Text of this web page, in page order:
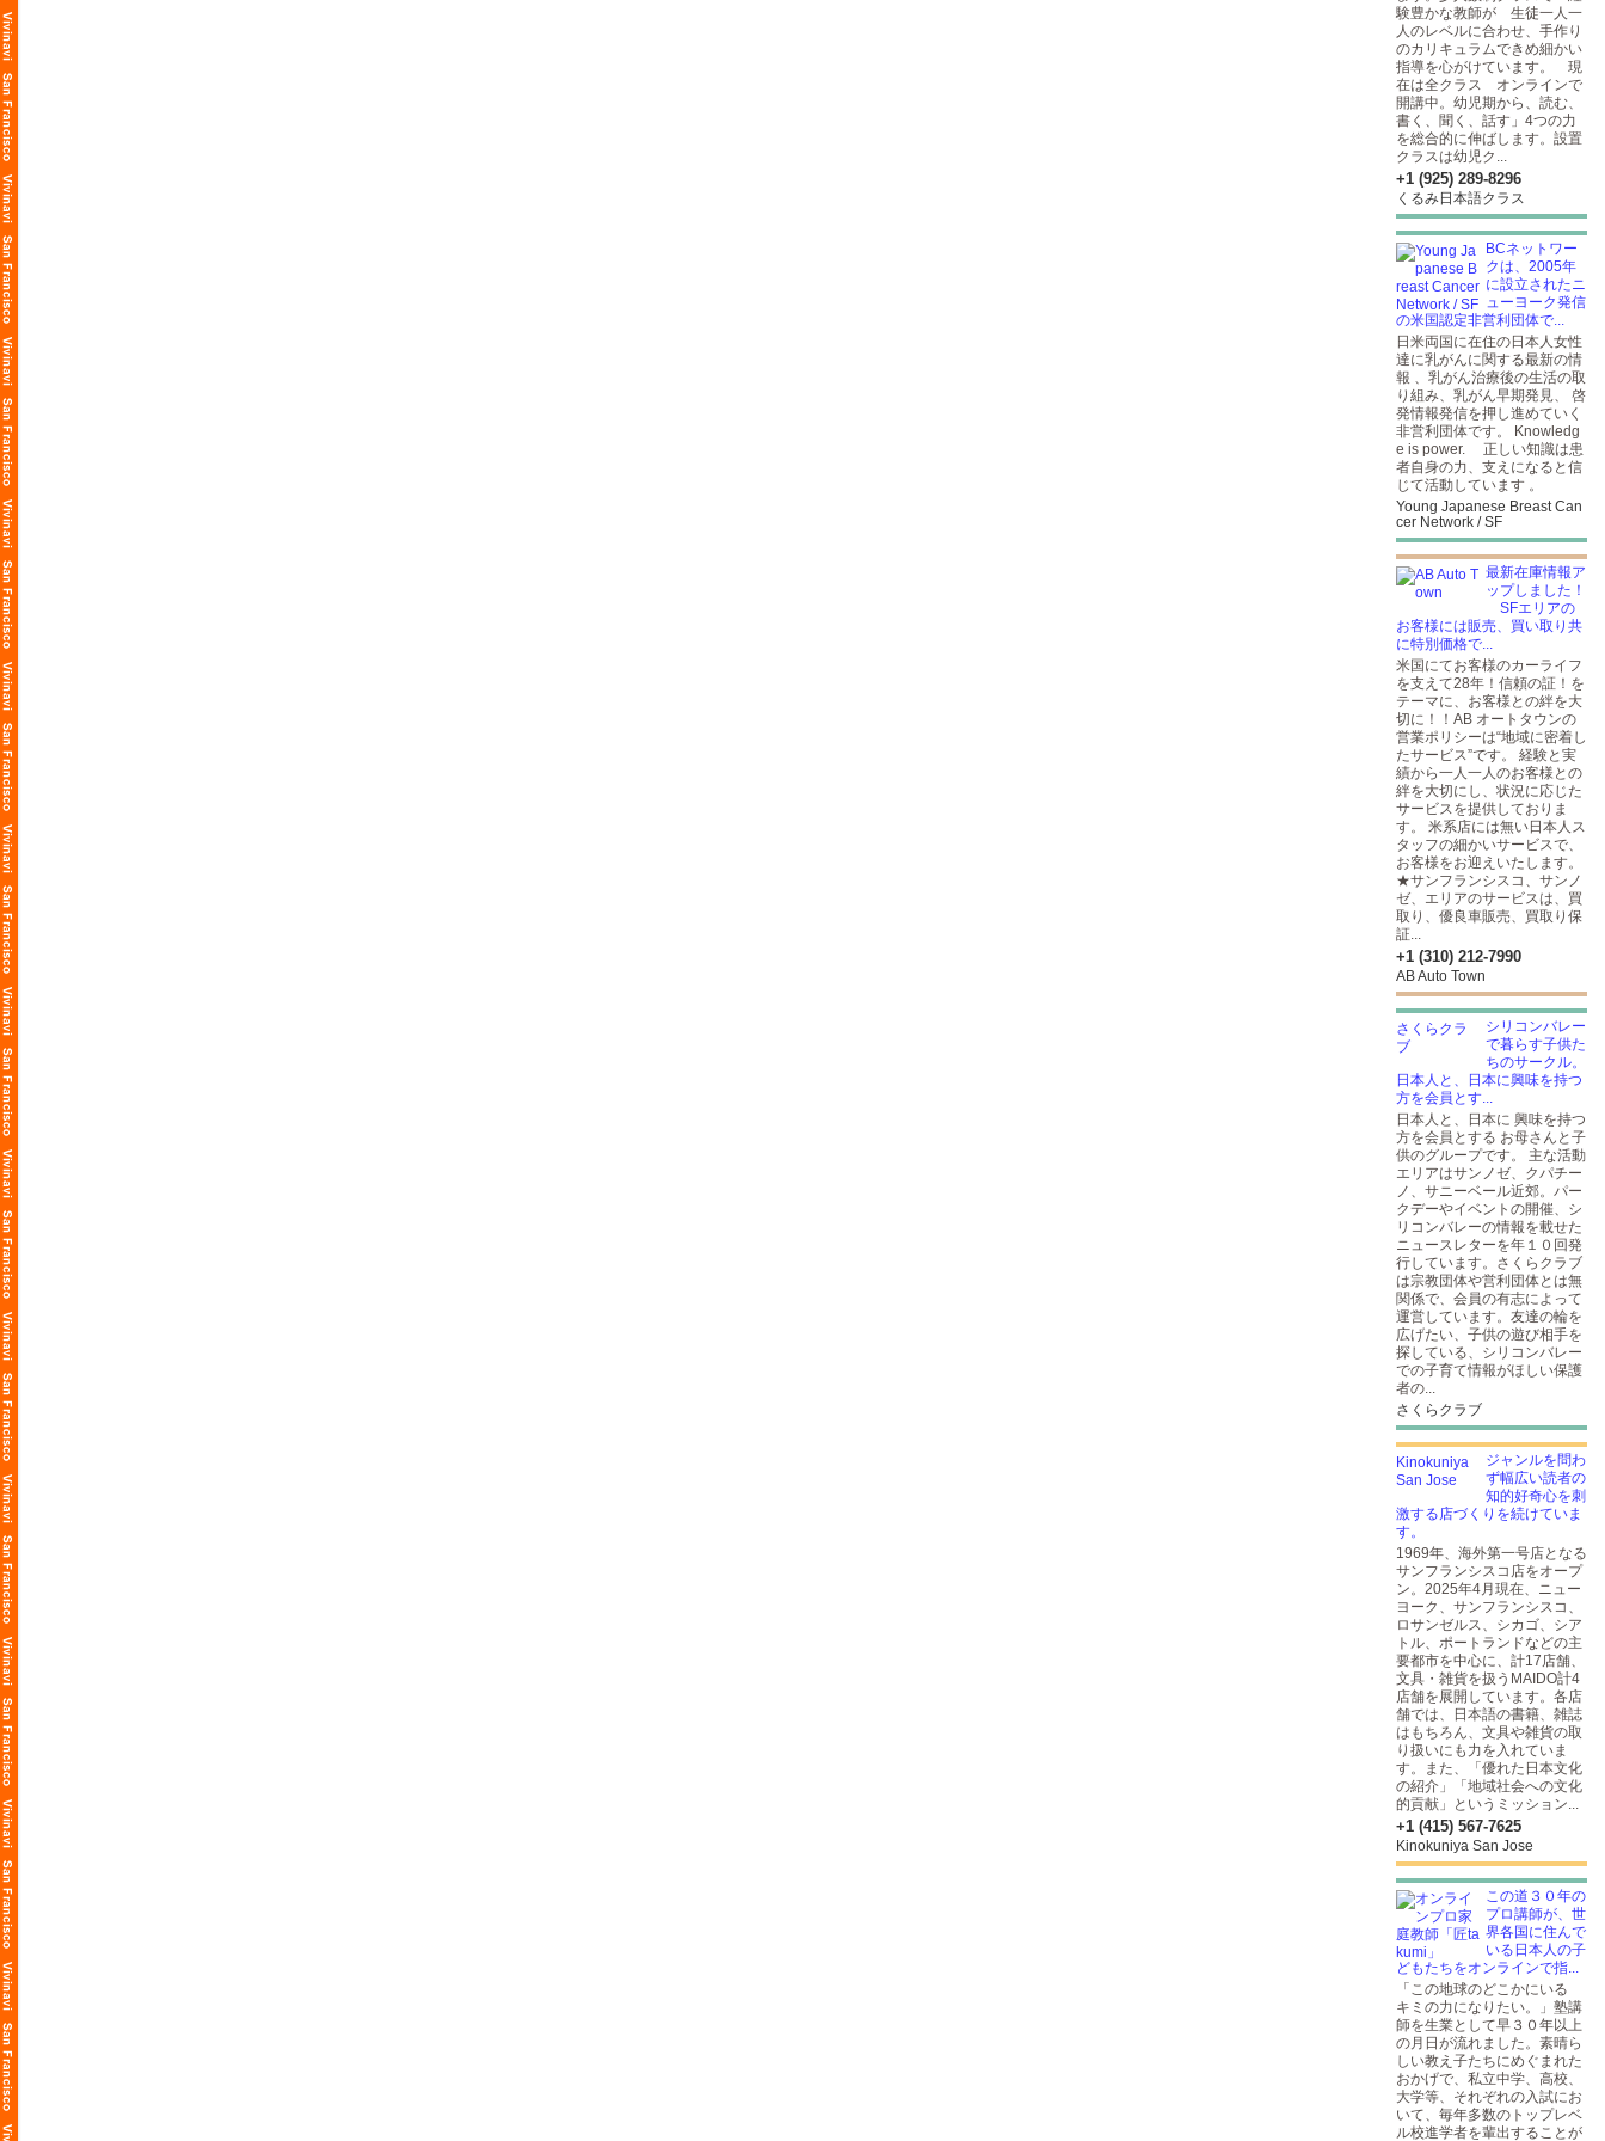
験豊かな教師が 生徒一人一
人のレベルに合わせ、手作り
のカリキュラムできめ細かい
指導を心がけています。 現
在は全クラス オンラインで
開講中。幼児期から、読む、
書く、聞く、話す」4つの力
を総合的に伸ばします。設置
クラスは幼児ク...
+1 (925) 289-8296
くるみ日本語クラス
BCネットワー
クは、2005年
に設立されたニ
ューヨーク発信
の米国認定非営利団体で...
日米両国に在住の日本人女性
達に乳がんに関する最新の情
報 、乳がん治療後の生活の取
り組み、乳がん早期発見、 啓
発情報発信を押し進めていく
非営利団体です。 Knowledg
e is power. 正しい知識は患
者自身の力、支えになると信
じて活動しています 。
Young Japanese Breast Can
cer Network / SF
最新在庫情報ア
ップしました！
SFエリアの
お客様には販売、買い取り共
に特別価格で...
米国にてお客様のカーライフ
を支えて28年！信頼の証！を
テーマに、お客様との絆を大
切に！！AB オートタウンの
営業ポリシーは“地域に密着し
たサービス”です。 経験と実
績から一人一人のお客様との
絆を大切にし、状況に応じた
サービスを提供しておりま
す。 米系店には無い日本人ス
タッフの細かいサービスで、
お客様をお迎えいたします。
★サンフランシスコ、サンノ
ゼ、エリアのサービスは、買
取り、優良車販売、買取り保
証...
+1 (310) 212-7990
AB Auto Town
シリコンバレー
で暮らす子供た
ちのサークル。
日本人と、日本に興味を持つ
方を会員とす...
日本人と、日本に 興味を持つ
方を会員とする お母さんと子
供のグループです。 主な活動
エリアはサンノゼ、クパチー
ノ、サニーベール近郊。パー
クデーやイベントの開催、シ
リコンバレーの情報を載せた
ニュースレターを年１０回発
行しています。さくらクラブ
は宗教団体や営利団体とは無
関係で、会員の有志によって
運営しています。友達の輪を
広げたい、子供の遊び相手を
探している、シリコンバレー
での子育て情報がほしい保護
者の...
さくらクラブ
ジャンルを問わ
ず幅広い読者の
知的好奇心を刺
激する店づくりを続けていま
す。
1969年、海外第一号店となる
サンフランシスコ店をオープ
ン。2025年4月現在、ニュー
ヨーク、サンフランシスコ、
ロサンゼルス、シカゴ、シア
トル、ポートランドなどの主
要都市を中心に、計17店舗、
文具・雑貨を扱うMAIDO計4
店舗を展開しています。各店
舗では、日本語の書籍、雑誌
はもちろん、文具や雑貨の取
り扱いにも力を入れていま
す。また、「優れた日本文化
の紹介」「地域社会への文化
的貢献」というミッション...
+1 (415) 567-7625
Kinokuniya San Jose
この道３０年の
プロ講師が、世
界各国に住んで
いる日本人の子
どもたちをオンラインで指...
「この地球のどこかにいる
キミの力になりたい。」塾講
師を生業として早３０年以上
の月日が流れました。素晴ら
しい教え子たちにめぐまれた
おかげで、私立中学、高校、
大学等、それぞれの入試にお
いて、毎年多数のトップレベ
ル校進学者を輩出することが